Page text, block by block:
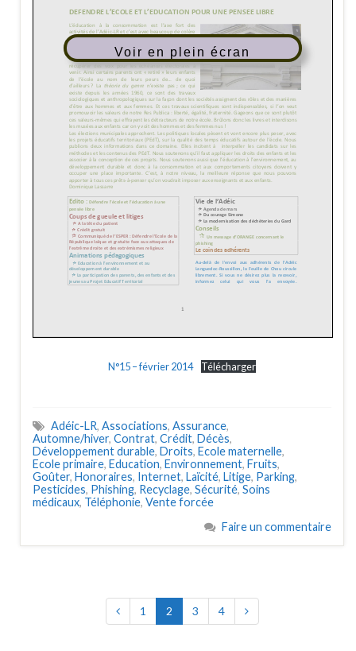
Voir en plein écran
N°15 – février 2014 Télécharger
Adéic-LR, Associations, Assurance,
Automne/hiver, Contrat, Crédit, Décès,
Développement durable, Droits, Ecole maternelle,
Ecole primaire, Education, Environnement, Fruits,
Goûter, Honoraires, Internet, Laïcité, Litige, Parking,
Pesticides, Phishing, Recyclage, Sécurité, Soins
médicaux, Téléphonie, Vente forcée
Faire un commentaire
1 2 3 4